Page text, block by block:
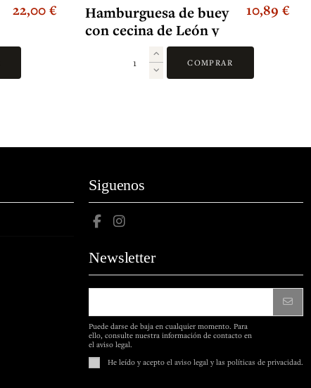
22,00 €
Hamburguesa de buey
con cecina de León y
queso de Valdeón (2
10,89 €
COMPRAR
Siguenos
Newsletter
Puede darse de baja en cualquier momento. Para
ello, consulte nuestra información de contacto en
el aviso legal.
He leído y aceptoel aviso legal y laspolíticas de privacidad